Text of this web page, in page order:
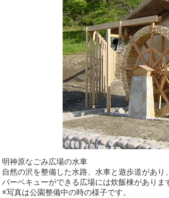
明神原なごみ広場の水車
自然の沢を整備した水路、水車と遊歩道があ
バーベキューができる広場には炊飯棟がありま
※写真は公園整備中の時の様子です。